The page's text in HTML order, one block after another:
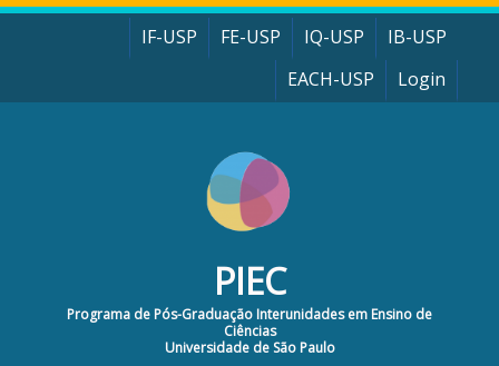
Pular para o conteúdo principal
IF-USP FE-USP IQ-USP
IB-USP
EACH-USP
Login
PIEC
Programa de Pós-Graduação Interunidades em Ensino de
Ciências
Universidade de São Paulo